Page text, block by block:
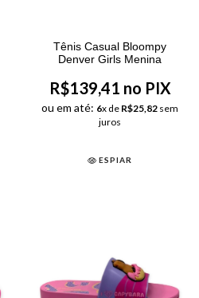
Tênis Casual Bloompy
Denver Girls Menina
R$139,41 no PIX
ou em até: 6x de R$25,82 sem
juros
ESPIAR